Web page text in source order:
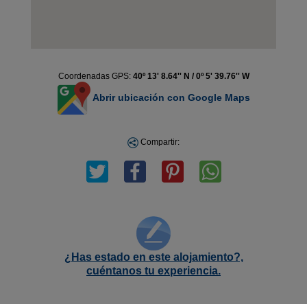
Coordenadas GPS: 40º 13' 8.64'' N / 0º 5' 39.76'' W
Abrir ubicación con Google Maps
Compartir:
¿Has estado en este alojamiento?,
cuéntanos tu experiencia.